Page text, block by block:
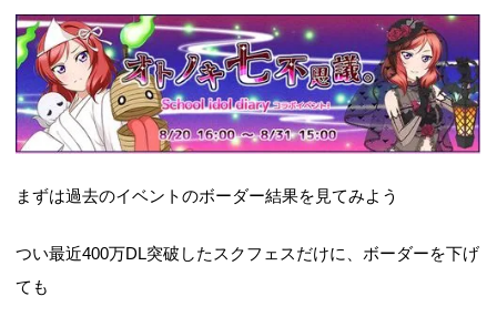
まずは過去のイベントのボーダー結果を見てみよう
つい最近400万DL突破したスクフェスだけに、ボーダーを下げ
ても